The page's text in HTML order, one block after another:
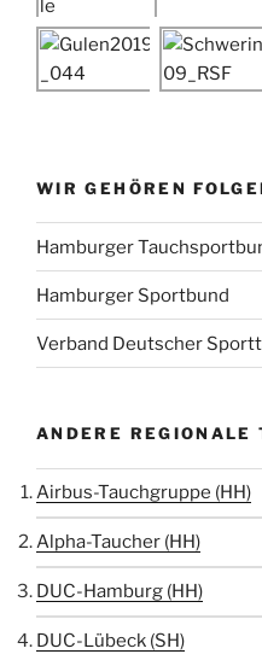
WIR GEHÖREN
Hamburger
Hamburger Sportbund
Verband Deutscher
ANDERE REGIONALE
Airbus-Tauchgruppe (HH)
Alpha-Taucher (HH)
DUC-Hamburg (HH)
DUC-Lübeck (SH)